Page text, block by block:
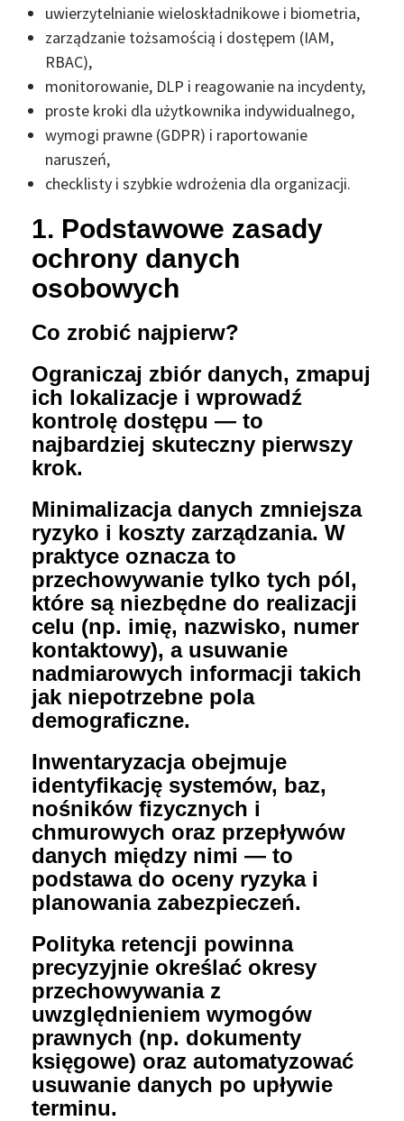
uwierzytelnianie wieloskładnikowe i biometria,
zarządzanie tożsamością i dostępem (IAM,
RBAC),
monitorowanie, DLP i reagowanie na incydenty,
proste kroki dla użytkownika indywidualnego,
wymogi prawne (GDPR) i raportowanie
naruszeń,
checklisty i szybkie wdrożenia dla organizacji.
1. Podstawowe zasady
ochrony danych
osobowych
Co zrobić najpierw?
Ograniczaj zbiór danych, zmapuj
ich lokalizacje i wprowadź
kontrolę dostępu — to
najbardziej skuteczny pierwszy
krok.
Minimalizacja danych zmniejsza
ryzyko i koszty zarządzania. W
praktyce oznacza to
przechowywanie tylko tych pól,
które są niezbędne do realizacji
celu (np. imię, nazwisko, numer
kontaktowy), a usuwanie
nadmiarowych informacji takich
jak niepotrzebne pola
demograficzne.
Inwentaryzacja obejmuje
identyfikację systemów, baz,
nośników fizycznych i
chmurowych oraz przepływów
danych między nimi — to
podstawa do oceny ryzyka i
planowania zabezpieczeń.
Polityka retencji powinna
precyzyjnie określać okresy
przechowywania z
uwzględnieniem wymogów
prawnych (np. dokumenty
księgowe) oraz automatyzować
usuwanie danych po upływie
terminu.